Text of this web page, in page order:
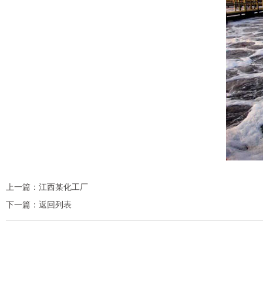
上一篇： 江西某化工厂
下一篇： 返回列表